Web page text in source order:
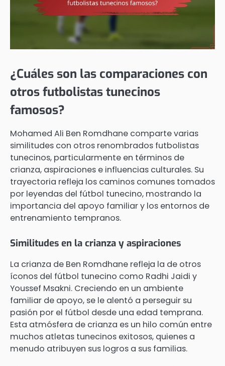
¿Cuáles son las comparaciones con
otros futbolistas tunecinos
famosos?
Mohamed Ali Ben Romdhane comparte varias
similitudes con otros renombrados futbolistas
tunecinos, particularmente en términos de
crianza, aspiraciones e influencias culturales. Su
trayectoria refleja los caminos comunes tomados
por leyendas del fútbol tunecino, mostrando la
importancia del apoyo familiar y los entornos de
entrenamiento tempranos.
Similitudes en la crianza y aspiraciones
La crianza de Ben Romdhane refleja la de otros
íconos del fútbol tunecino como Radhi Jaidi y
Youssef Msakni. Creciendo en un ambiente
familiar de apoyo, se le alentó a perseguir su
pasión por el fútbol desde una edad temprana.
Esta atmósfera de crianza es un hilo común entre
muchos atletas tunecinos exitosos, quienes a
menudo atribuyen sus logros a sus familias.